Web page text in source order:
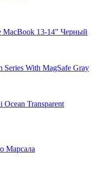
MacBook 13-14" Черный
Series With MagSafe Gray
Transparent
Марсала